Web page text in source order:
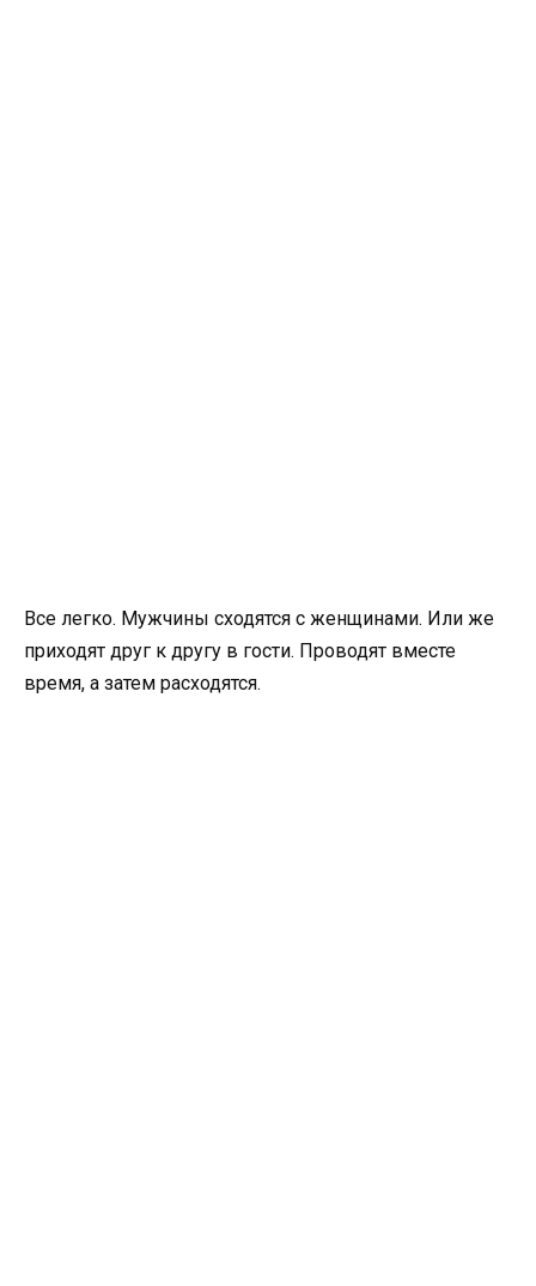
Все легко. Мужчины сходятся с женщинами. Или же
приходят друг к другу в гости. Проводят вместе
время, а затем расходятся.